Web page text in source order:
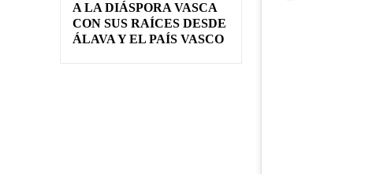
A LA DIÁSPORA VASCA
CON SUS RAÍCES DESDE
ÁLAVA Y EL PAÍS VASCO